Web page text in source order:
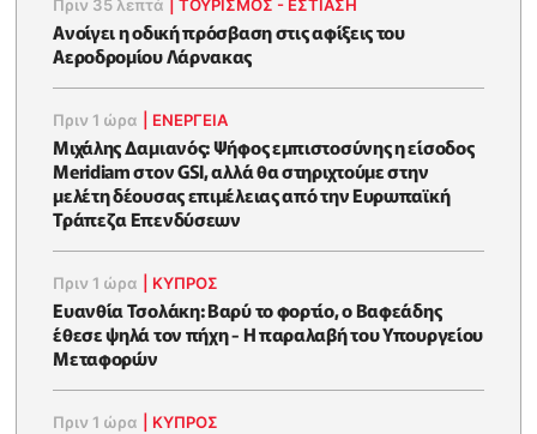
Πριν 35 λεπτά |ΤΟΥΡΙΣΜΟΣ - ΕΣΤΙΑΣΗ
Ανοίγει η οδική πρόσβαση στις αφίξεις του
Αεροδρομίου Λάρνακας
Πριν 1 ώρα ΕΝΈΡΓΕΙΑ
Μιχάλης Δαμιανός: Ψήφος εμπιστοσύνης η είσοδος
Meridiam στον GSI, αλλά θα στηριχτούμε στην
μελέτη δέουσας επιμέλειας από την Ευρωπαϊκή
Τράπεζα Επενδύσεων
Πριν 1 ώρα ΚΥΠΡΟΣ
Ευανθία Τσολάκη: Βαρύ το φορτίο, ο Βαφεάδης
έθεσε ψηλά τον πήχη - Η παραλαβή του Υπουργείου
Μεταφορών
Πριν 1 ώρα ΚΥΠΡΟΣ